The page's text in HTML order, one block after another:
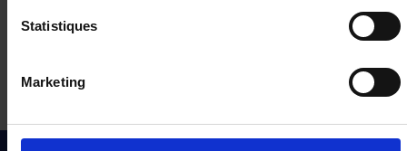
Statistiques
Marketing